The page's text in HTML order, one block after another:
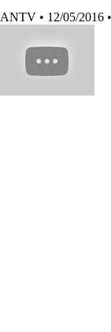
ANTV • 12/05/2016